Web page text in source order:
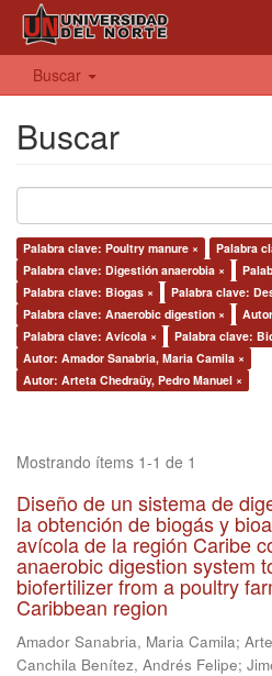
Buscar
Buscar
Palabra clave: Poultry manure ×
Palabra
Palabra clave: Digestión anaerobia ×
Palabra clave: Biogas ×
Palabra clave:
Palabra clave: Anaerobic digestion ×
Palabra clave: Avícola ×
Palabra clave:
Autor: Amador Sanabria, Maria Camila ×
Autor: Arteta Chedraüy, Pedro Manuel ×
Mostrando ítems 1-1 de 1
Diseño de un sistema de
la obtención de biogás y
avícola de la región Caribe
anaerobic digestion system
biofertilizer from a poultry
Caribbean region
Amador Sanabria, Maria Camila;
Canchila Benítez, Andrés Felipe;